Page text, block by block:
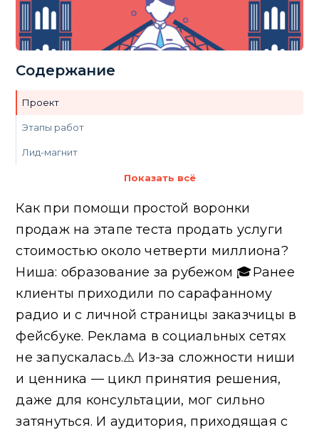
Содержание
Проект
Этапы работ
Лид-магнит
Тексты сообщений
Сбор воронки в мессенджерах
Запуск рекламной кампании
Подведение итогов
Показать всё
Как при помощи простой воронки
продаж на этапе теста продать услуги
стоимостью около четверти миллиона?
Ниша: образование за рубежом 🎓Ранее
клиенты приходили по сарафанному
радио и с личной страницы заказчицы в
фейсбуке. Реклама в социальных сетях
не запускалась.⚠ Из-за сложности ниши
и ценника — цикл принятия решения,
даже для консультации, мог сильно
затянуться. И аудитория, приходящая с